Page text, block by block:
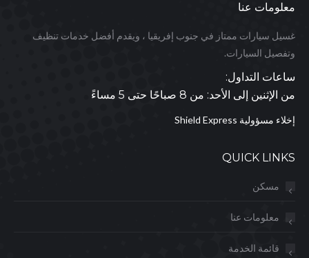
معلومات عنا
غسيل سيارات ممتاز في جنوب إفريقيا ، ويقدم أفضل خدمات تنظيف
وتفصيل السيارات.
ساعات التداول:
من الإثنين إلى الأحد: من 8 صباحًا حتى 5 مساءً
إخلاء مسؤولية Shield Express
QUICK LINKS
مسكن
معلومات عنا
قائمة الخدمة